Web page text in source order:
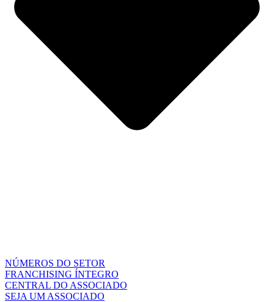
NÚMEROS DO SETOR
FRANCHISING ÍNTEGRO
CENTRAL DO ASSOCIADO
SEJA UM ASSOCIADO